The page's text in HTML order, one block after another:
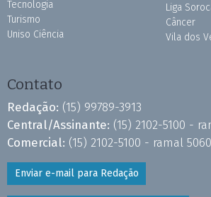
Tecnologia
Turismo
Uniso Ciência
Liga
Câncer
Vila dos
Contato
Redação: (15) 99789-3913
Central/Assinante: (15) 2102-5100 -
Comercial: (15) 2102-5100 - ramal 5060
Enviar e-mail para Redação